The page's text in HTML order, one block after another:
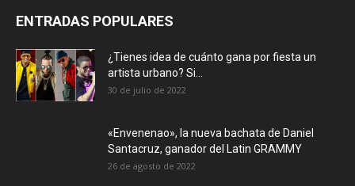
ENTRADAS POPULARES
¿Tienes idea de cuánto gana por fiesta un
artista urbano? Si...
30 de julio de 2022
«Envenenao», la nueva bachata de Daniel
Santacruz, ganador del Latin GRAMMY
26 de agosto de 2022